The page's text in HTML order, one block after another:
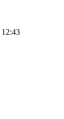
12:43